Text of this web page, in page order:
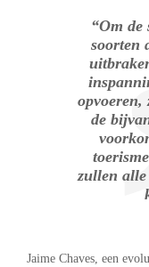
“Om de
soorten
opvoeren,
de
zullen
Jaime Chaves, een